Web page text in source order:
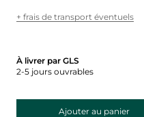
+ frais de transport éventuels
À livrer par GLS
2-5 jours ouvrables
Ajouter au panier